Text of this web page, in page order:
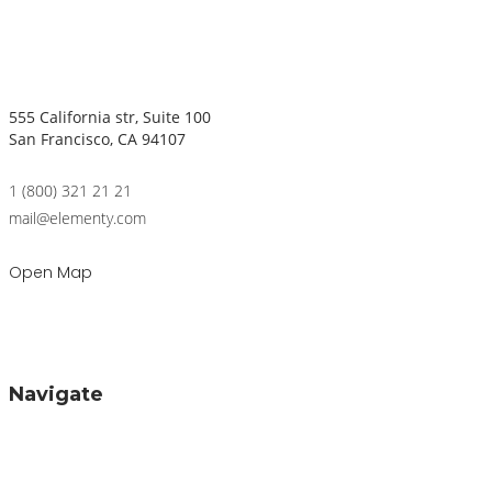
555 California str, Suite 100
San Francisco, CA 94107
1 (800) 321 21 21
mail@elementy.com
Open Map
Navigate